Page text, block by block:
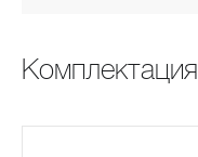
Комплектация